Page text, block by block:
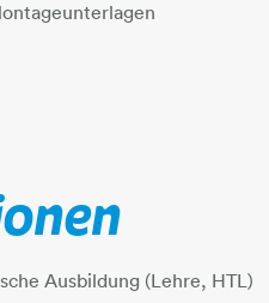
Ausbildung (Lehre, HTL)